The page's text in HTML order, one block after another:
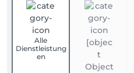
unterstreicht. Ob Powder
Lippenpigmentierung,
strahlender Glow durch
Diamondline bekommst
Treatments in einem
Wohlfühlambiente.
Alle
Dienstleistung
en